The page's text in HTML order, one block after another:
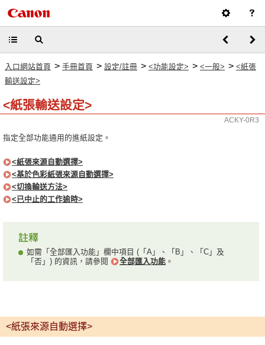
入口網站首頁 > 手冊首頁 > 設定/註冊 > <功能設定> > <一般> > <紙張
輸送設定>
<紙張輸送設定>
ACKY-0R3
指定全部功能通用的進紙設定。
<紙張來源自動選擇>
<基於色彩紙張來源自動選擇>
<切換輸送方法>
<已中止的工作逾時>
如需「全部匯入功能」欄中項目 (「A」、「B」、「C」及
「否」) 的資訊，請參閱
全部匯入功能 。
<紙張來源自動選擇>